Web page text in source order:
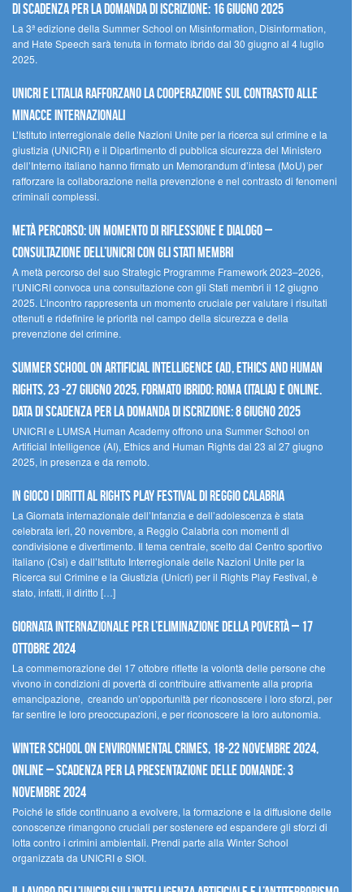
di scadenza per la domanda di iscrizione: 16 giugno 2025
La 3ª edizione della Summer School on Misinformation, Disinformation,
and Hate Speech sarà tenuta in formato ibrido dal 30 giugno al 4 luglio
2025.
UNICRI e l’Italia rafforzano la cooperazione sul contrasto alle
minacce internazionali
L’Istituto interregionale delle Nazioni Unite per la ricerca sul crimine e la
giustizia (UNICRI) e il Dipartimento di pubblica sicurezza del Ministero
dell’Interno italiano hanno firmato un Memorandum d’intesa (MoU) per
rafforzare la collaborazione nella prevenzione e nel contrasto di fenomeni
criminali complessi.
Metà percorso: un momento di riflessione e dialogo –
Consultazione dell’UNICRI con gli Stati membri
A metà percorso del suo Strategic Programme Framework 2023–2026,
l’UNICRI convoca una consultazione con gli Stati membri il 12 giugno
2025. L’incontro rappresenta un momento cruciale per valutare i risultati
ottenuti e ridefinire le priorità nel campo della sicurezza e della
prevenzione del crimine.
Summer School on Artificial Intelligence (AI), Ethics and Human
Rights, 23 -27 giugno 2025, Formato Ibrido: Roma (Italia) e online.
Data di scadenza per la domanda di iscrizione: 8 giugno 2025
UNICRI e LUMSA Human Academy offrono una Summer School on
Artificial Intelligence (AI), Ethics and Human Rights dal 23 al 27 giugno
2025, in presenza e da remoto.
In gioco i diritti al Rights Play Festival di Reggio Calabria
La Giornata internazionale dell’Infanzia e dell’adolescenza è stata
celebrata ieri, 20 novembre, a Reggio Calabria con momenti di
condivisione e divertimento. Il tema centrale, scelto dal Centro sportivo
italiano (Csi) e dall’Istituto Interregionale delle Nazioni Unite per la
Ricerca sul Crimine e la Giustizia (Unicri) per il Rights Play Festival, è
stato, infatti, il diritto […]
Giornata internazionale per l’eliminazione della povertà – 17
ottobre 2024
La commemorazione del 17 ottobre riflette la volontà delle persone che
vivono in condizioni di povertà di contribuire attivamente alla propria
emancipazione, creando un’opportunità per riconoscere i loro sforzi, per
far sentire le loro preoccupazioni, e per riconoscere la loro autonomia.
Winter School on Environmental Crimes, 18-22 novembre 2024,
Online – Scadenza per la presentazione delle domande: 3
novembre 2024
Poiché le sfide continuano a evolvere, la formazione e la diffusione delle
conoscenze rimangono cruciali per sostenere ed espandere gli sforzi di
lotta contro i crimini ambientali. Prendi parte alla Winter School
organizzata da UNICRI e SIOI.